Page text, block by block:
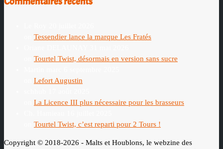
Tessendier lance la marque Les Fratés
Tourtel Twist, désormais en version sans sucre
Lefort Augustin
La Licence III plus nécessaire pour les brasseurs
Tourtel Twist, c’est reparti pour 2 Tours !
Copyright © 2018-2026 - Malts et Houblons, le webzine des